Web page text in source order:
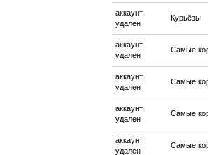
аккаунт
удален
Курьёзы
аккаунт
удален
Самые
аккаунт
удален
Самые
аккаунт
удален
Самые
аккаунт
удален
Самые